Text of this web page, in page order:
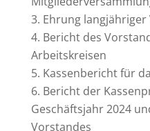
Ehrung
Bericht des
Arbeitskreisen
Kassenbericht für
Bericht der
Geschäftsjahr 2024
Vorstandes